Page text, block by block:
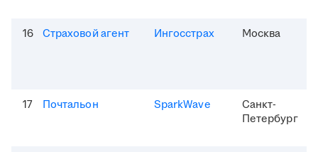
16 Страховой агент Ингосстрах Москва
17 Почтальон SparkWave
Санкт-
Петербург